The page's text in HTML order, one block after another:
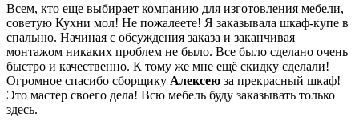
Всем, кто еще выбирает компанию для изготовления мебели,
советую Кухни мол! Не пожалеете! Я заказывала шкаф-купе в
спальню. Начиная с обсуждения заказа и заканчивая
монтажом никаких проблем не было. Все было сделано очень
быстро и качественно. К тому же мне ещё скидку сделали!
Огромное спасибо сборщику Алексею за прекрасный шкаф!
Это мастер своего дела! Всю мебель буду заказывать только
здесь.